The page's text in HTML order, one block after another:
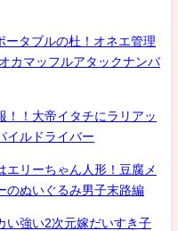
ータブルの杜！オネエ管理
カマッフルアタックナンバ
！！大帝イタチにラリアッ
イルドライバー
リーちゃん人形！豆腐メ
のぬいぐるみ男子末路編
い強い2次元嫁だいすき子